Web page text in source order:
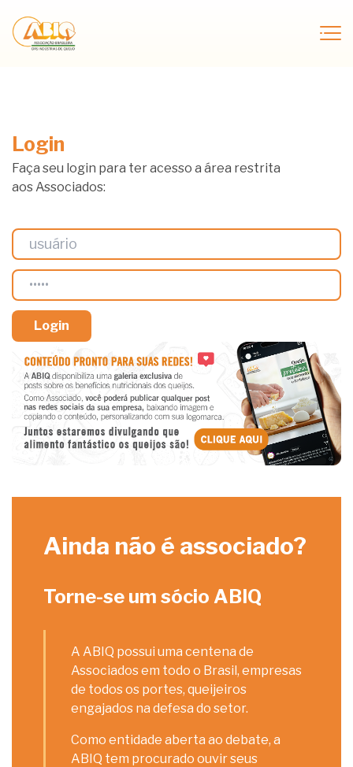
Login
Faça seu login para ter acesso a área restrita
aos Associados:
Ainda não é associado?
Torne-se um sócio ABIQ
A ABIQ possui uma centena de
Associados em todo o Brasil, empresas
de todos os portes, queijeiros
engajados na defesa do setor.
Como entidade aberta ao debate, a
ABIQ tem procurado ouvir seus